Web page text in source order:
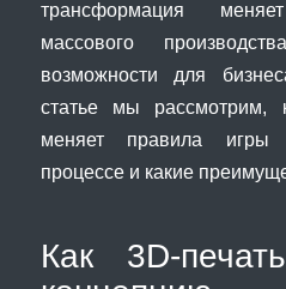
трансформация
массового
возможности для
статье мы рассмотрим,
меняет правила игры
процессе и какие
Как 3D-